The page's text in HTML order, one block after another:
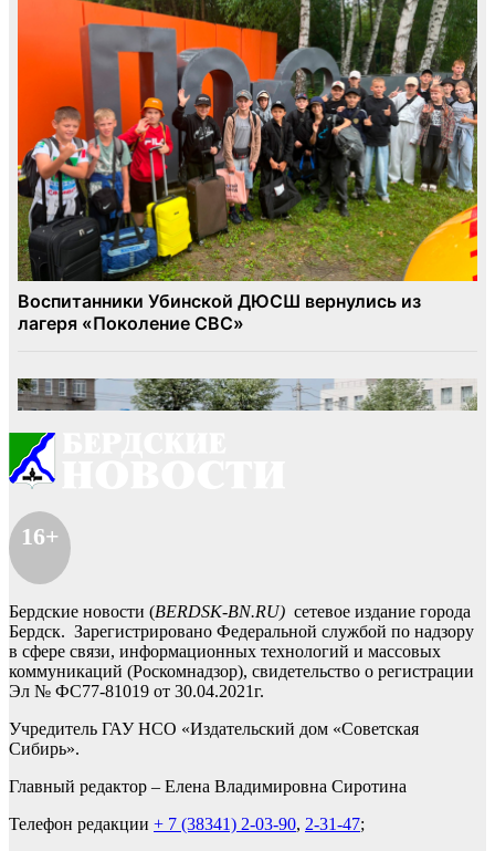
16+
Бердские новости (BERDSK-BN.RU) сетевое издание города
Бердск. Зарегистрировано Федеральной службой по надзору
в сфере связи, информационных технологий и массовых
коммуникаций (Роскомнадзор), свидетельство о регистрации
Эл № ФС77-81019 от 30.04.2021г.
Учредитель ГАУ НСО «Издательский дом «Советская
Сибирь».
Главный редактор – Елена Владимировна Сиротина
Телефон редакции + 7 (38341) 2-03-90, 2-31-47;